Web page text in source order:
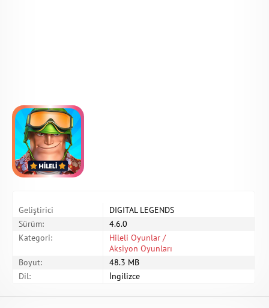
Geliştirici
DIGITAL LEGENDS
Sürüm:
4.6.0
Kategori:
Hileli Oyunlar /
Aksiyon Oyunları
Boyut:
48.3 MB
Dil:
İngilizce